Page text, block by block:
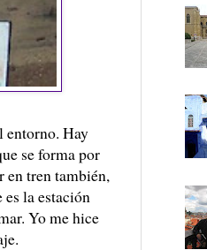
entorno. Hay
se forma por
en tren también,
la estación
Yo me hice